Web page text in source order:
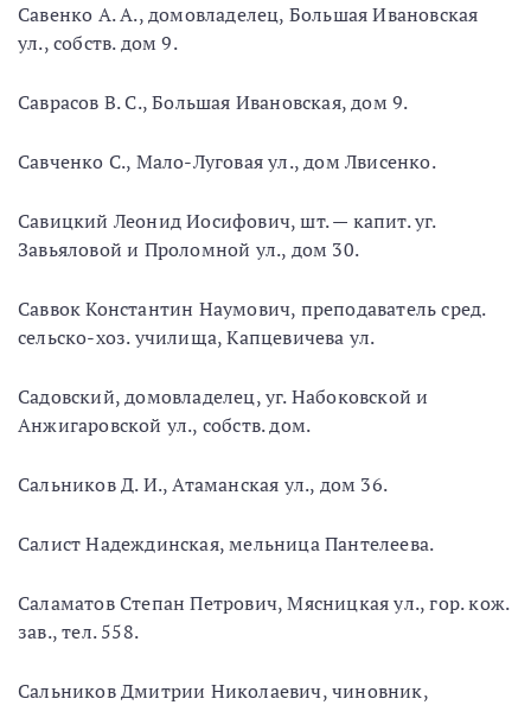
Савенко А. А., домовладелец, Большая Ивановская
ул., собств. дом 9.
Саврасов В. С., Большая Ивановская, дом 9.
Савченко С., Мало-Луговая ул., дом Лвисенко.
Савицкий Леонид Иосифович, шт. — капит. уг.
Завьяловой и Проломной ул., дом 30.
Саввок Константин Наумович, преподаватель сред.
сельско-хоз. училища, Капцевичева ул.
Садовский, домовладелец, уг. Набоковской и
Анжигаровской ул., собств. дом.
Сальников Д. И., Атаманская ул., дом 36.
Салист Надеждинская, мельница Пантелеева.
Саламатов Степан Петрович, Мясницкая ул., гор. кож.
зав., тел. 558.
Сальников Дмитрии Николаевич, чиновник,